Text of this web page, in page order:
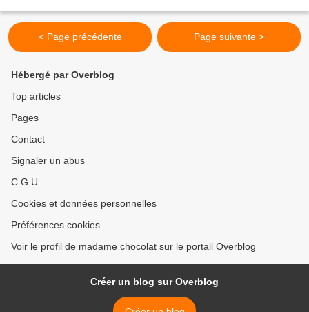
< Page précédente Page suivante >
Hébergé par Overblog
Top articles
Pages
Contact
Signaler un abus
C.G.U.
Cookies et données personnelles
Préférences cookies
Voir le profil de madame chocolat sur le portail Overblog
Créer un blog sur Overblog